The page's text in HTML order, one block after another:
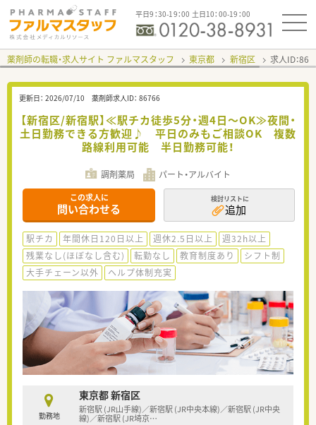
平日9：30-19：00 土日10：00-19：00
薬剤師の転職・求人サイト ファルマスタッフ 東京都 新宿区 求人ID：
更新日： 2026/07/10 薬剤師求人ID： 86766
【新宿区/新宿駅】≪駅チカ徒歩5分・週4日～OK≫夜間・
土日勤務できる方歓迎♪ 平日のみもご相談OK 複数
路線利用可能 半日勤務可能！
調剤薬局 パート・アルバイト
この求人に
問い合わせる
検討リストに
追加
駅チカ 年間休日120日以上 週休2.5日以上
週32h以上
残業なし(ほぼなし含む)
転勤なし 教育制度あり
シフト制
大手チェーン以外
ヘルプ体制充実
勤務地
東京都 新宿区
新宿駅 (JR山手線)／新宿駅 (JR中央本線)／新宿駅 (JR中央
線)／新宿駅 (JR埼京…